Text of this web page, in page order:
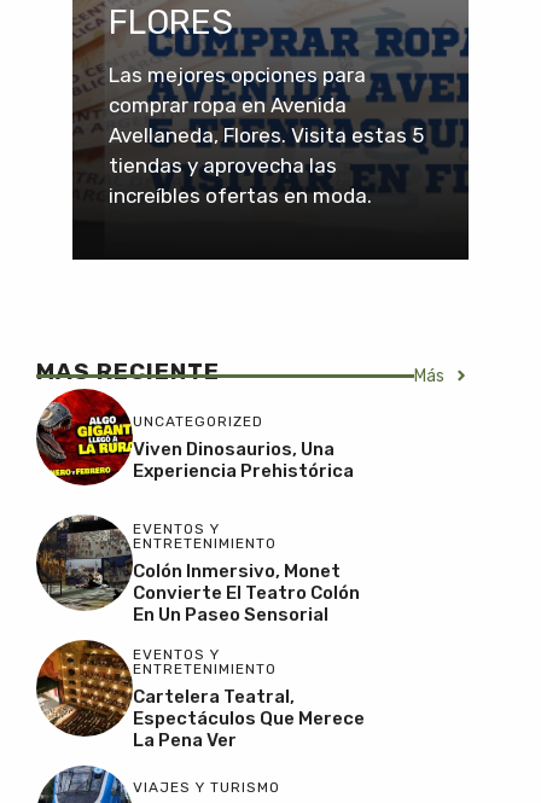
FLORES
Las mejores opciones para
comprar ropa en Avenida
Avellaneda, Flores. Visita estas 5
tiendas y aprovecha las
increíbles ofertas en moda.
MAS RECIENTE Más
UNCATEGORIZED
Viven Dinosaurios, Una
Experiencia Prehistórica
EVENTOS Y
ENTRETENIMIENTO
Colón Inmersivo, Monet
Convierte El Teatro Colón
En Un Paseo Sensorial
EVENTOS Y
ENTRETENIMIENTO
Cartelera Teatral,
Espectáculos Que Merece
La Pena Ver
VIAJES Y TURISMO